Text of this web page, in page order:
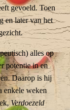
gevoeld. Toen
en later van het
alles op
potentie in en
Daarop is hij
enkele weken
Verdoezeld